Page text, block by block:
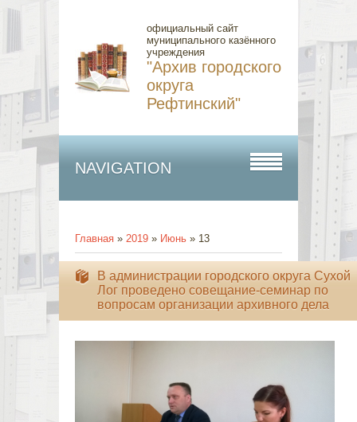
официальный сайт
муниципального казённого
учреждения
"Архив городского
округа
Рефтинский"
NAVIGATION
Главная » 2019 » Июнь » 13
В администрации городского округа Сухой
Лог проведено совещание-семинар по
вопросам организации архивного дела